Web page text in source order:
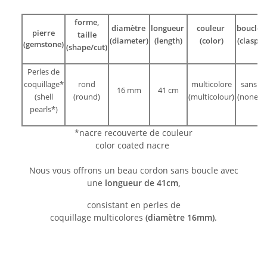
pierre
(gemstone)
forme,
taille
(shape/cut)
diamètre
(diameter)
longueur
(length)
couleur
(color)
boucle
(clasp)
Perles de
coquillage*
(shell
pearls*)
rond
(round)
16 mm 41 cm
multicolore
(multicolour)
sans
(none)
*nacre recouverte de couleur
color coated nacre
Nous vous offrons un beau cordon sans boucle avec
une longueur de 41cm,
consistant en perles de
coquillage multicolores (diamètre 16mm).